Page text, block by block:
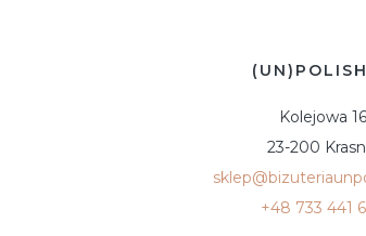
Kolejowa 16
23-200
+48 733 441